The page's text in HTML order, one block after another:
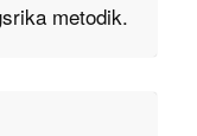
metodik.